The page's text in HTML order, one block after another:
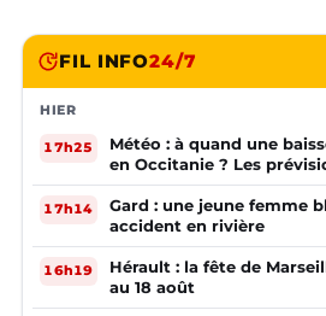
FIL INFO24/7
HIER
17h25
Météo : à quand une
en Occitanie ? Les
17h14
Gard : une jeune femme
accident en rivière
16h19
Hérault : la fête de
au 18 août